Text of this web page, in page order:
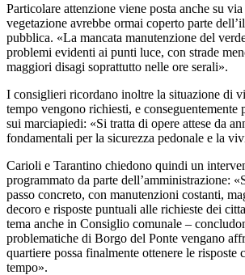
Particolare attenzione viene posta anche su
vegetazione avrebbe ormai coperto parte
pubblica. «La mancata manutenzione del
problemi evidenti ai punti luce, con strade
maggiori disagi soprattutto nelle ore serali».
I consiglieri ricordano inoltre la situazione di
tempo vengono richiesti, e conseguentemente
sui marciapiedi: «Si tratta di opere attese da
fondamentali per la sicurezza pedonale e la
Carioli e Tarantino chiedono quindi un
programmato da parte dell’amministrazione:
passo concreto, con manutenzioni costanti,
decoro e risposte puntuali alle richieste dei
tema anche in Consiglio comunale –
problematiche di Borgo del Ponte vengano
quartiere possa finalmente ottenere le risposte
tempo».